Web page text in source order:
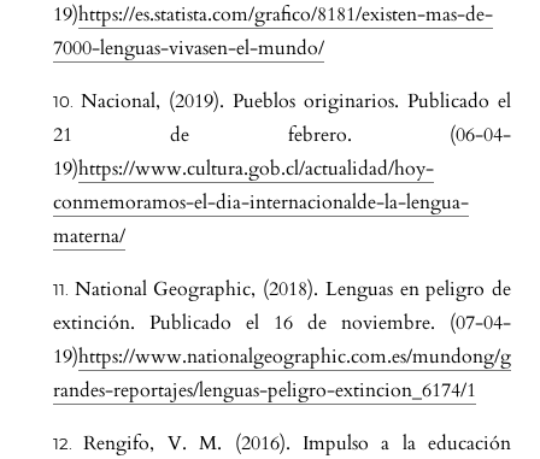
19)https://es.statista.com/grafico/8181/existen-mas-de-
7000-lenguas-vivasen-el-mundo/
Nacional, (2019). Pueblos originarios. Publicado el
21 de febrero. (06-04-
19)https://www.cultura.gob.cl/actualidad/hoy-
conmemoramos-el-dia-internacionalde-la-lengua-
materna/
National Geographic, (2018). Lenguas en peligro de
extinción. Publicado el 16 de noviembre. (07-04-
19)https://www.nationalgeographic.com.es/mundong/g
randes-reportajes/lenguas-peligro-extincion_6174/1
Rengifo, V. M. (2016). Impulso a la educación